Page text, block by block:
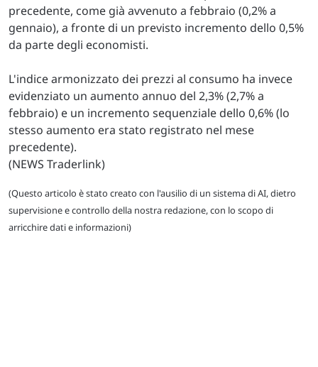
precedente, come già avvenuto a febbraio (0,2% a
gennaio), a fronte di un previsto incremento dello 0,5%
da parte degli economisti.
L'indice armonizzato dei prezzi al consumo ha invece
evidenziato un aumento annuo del 2,3% (2,7% a
febbraio) e un incremento sequenziale dello 0,6% (lo
stesso aumento era stato registrato nel mese
precedente).
(NEWS Traderlink)
(Questo articolo è stato creato con l'ausilio di un sistema di AI, dietro
supervisione e controllo della nostra redazione, con lo scopo di
arricchire dati e informazioni)